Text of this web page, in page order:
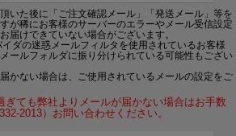
いた後に「ご注文確認メール」「発送メール」等を
が稀にお客様のサーバーのエラーやメール受信設定
届けできていない場合がございます。
ダの迷惑メールフィルタを使用されているお客様
ールフォルダに振り分けられている可能性もござい
かない場合は、ご使用されているメールの設定をご
ても弊社よりメールが届かない場合はお手数
2013）お問い合わせください。